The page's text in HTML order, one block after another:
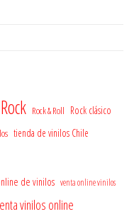
Rock & Roll Rock clásico
tienda de vinilos Chile
de vinilos venta online vinilos
vinilos online